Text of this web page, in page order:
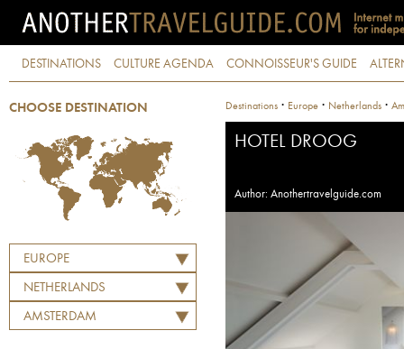
DESTINATIONS CULTURE AGENDA CONNOISSEUR'S GUIDE
CHOOSE DESTINATION
EUROPE
NETHERLANDS
AMSTERDAM
Destinations · Europe · Netherlands ·
HOTEL DROOG
Author: Anothertravelguide.com